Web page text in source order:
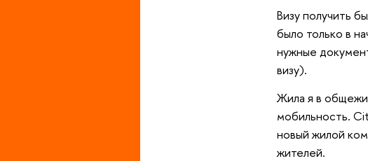
Визу получить
было только в
нужные
визу).
Жила я в
мобильность.
новый жилой
жителей.